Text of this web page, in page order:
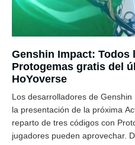
Genshin Impact: Todos
Protogemas gratis del
HoYoverse
Los desarrolladores de
la presentación de la próxima
reparto de tres códigos con
jugadores pueden aprovechar.